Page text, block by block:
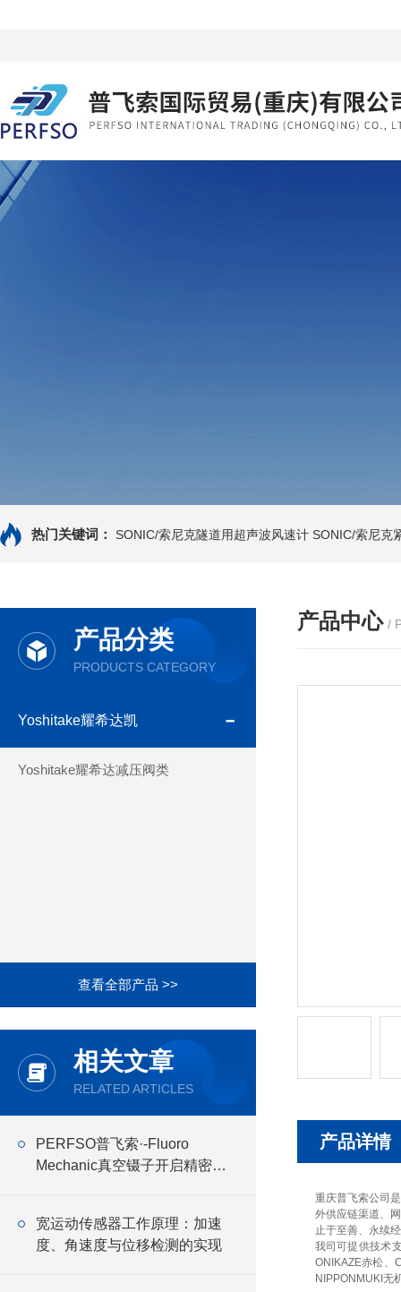
热门关键词： SONIC/索尼克隧道用超声波风速计 SONIC/索尼克
产品分类
PRODUCTS CATEGORY
Yoshitake耀希达凯
Yoshitake耀希达减压阀类
查看全部产品 >>
相关文章
RELATED ARTICLES
PERFSO普飞索·-Fluoro
Mechanic真空镊子开启精密操
宽运动传感器工作原理：加速
度、角速度与位移检测的实现
产品中心 /
产品详情
重庆普飞索公司
外供应链渠道、
止于至善、永续
我司可提供技术
ONIKAZE赤松、
NIPPONMUKI无